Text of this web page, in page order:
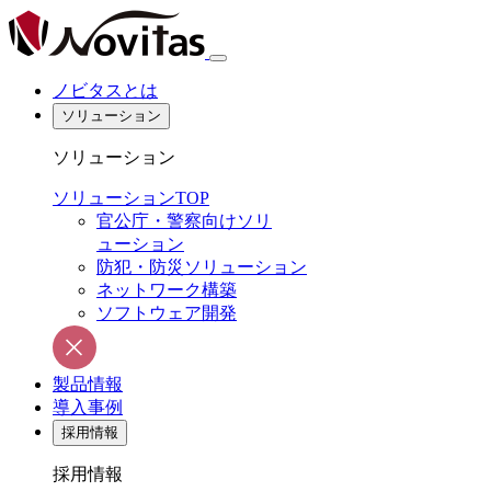
ノビタスとは
ソリューション
ソリューション
ソリューションTOP
官公庁・警察向けソリ
ューション
防犯・防災ソリューション
ネットワーク構築
ソフトウェア開発
製品情報
導入事例
採用情報
採用情報